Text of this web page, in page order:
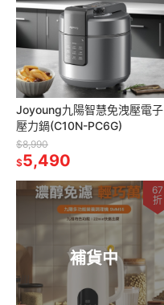
Joyoung九陽智慧免洩壓電子
壓力鍋(C10N-PC6G)
$8,990
$5,490
補貨中
67
折